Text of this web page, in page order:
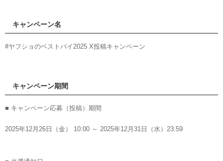
キャンペーン名
#ヤフショのベストバイ2025 X投稿キャンペーン
キャンペーン期間
■ キャンペーン応募（投稿）期間
2025年12月26日（金） 10:00 ～ 2025年12月31日（水）23:59